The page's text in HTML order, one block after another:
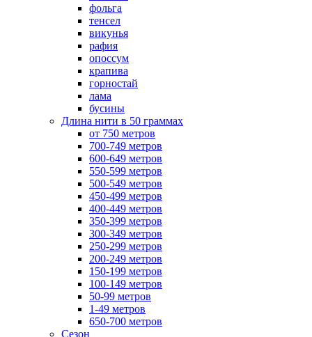
фольга
тенсел
викунья
рафия
опоссум
крапива
горностай
лама
бусины
Длина нити в 50 граммах
от 750 метров
700-749 метров
600-649 метров
550-599 метров
500-549 метров
450-499 метров
400-449 метров
350-399 метров
300-349 метров
250-299 метров
200-249 метров
150-199 метров
100-149 метров
50-99 метров
1-49 метров
650-700 метров
Сезон